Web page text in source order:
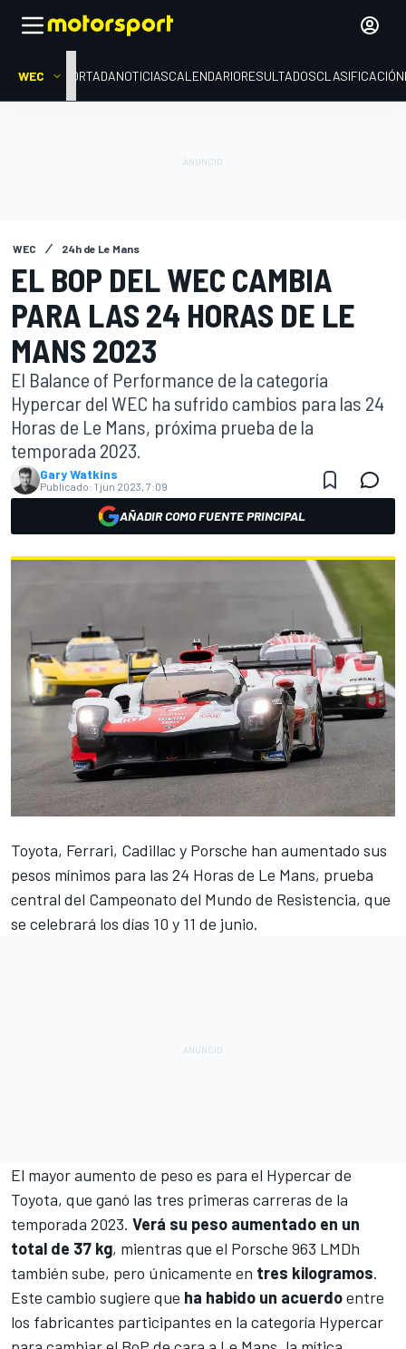
WEC PORTADANOTICIASCALENDARIORESULTADOSCLASIFICACIÓN
WEC 24h de Le Mans
EL BOP DEL WEC CAMBIA
PARA LAS 24 HORAS DE LE
MANS 2023
El Balance of Performance de la categoría
Hypercar del WEC ha sufrido cambios para las 24
Horas de Le Mans, próxima prueba de la
temporada 2023.
Gary Watkins
Publicado: 1 jun 2023, 7:09
AÑADIR COMO FUENTE PRINCIPAL
Toyota, Ferrari, Cadillac y Porsche han aumentado sus
pesos mínimos para las 24 Horas de Le Mans, prueba
central del Campeonato del Mundo de Resistencia, que
se celebrará los días 10 y 11 de junio.
El mayor aumento de peso es para el Hypercar de
Toyota, que ganó las tres primeras carreras de la
temporada 2023. Verá su peso aumentado en un
total de 37 kg, mientras que el Porsche 963 LMDh
también sube, pero únicamente en tres kilogramos.
Este cambio sugiere que ha habido un acuerdoentre
los fabricantes participantes en la categoría Hypercar